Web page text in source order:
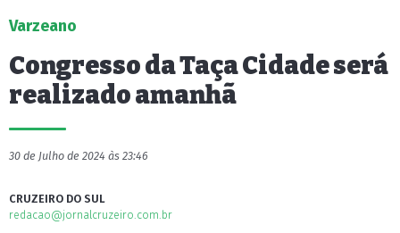
Varzeano
Congresso da Taça Cidade será
realizado amanhã
30 de Julho de 2024 às 23:46
CRUZEIRO DO SUL
redacao@jornalcruzeiro.com.br